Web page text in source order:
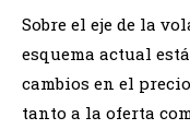
Sobre el eje de la
esquema actual
cambios en el
tanto a la oferta